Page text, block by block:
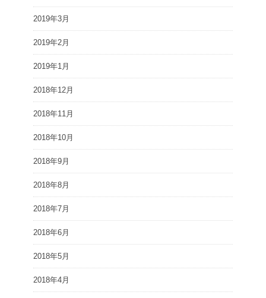
2019年3月
2019年2月
2019年1月
2018年12月
2018年11月
2018年10月
2018年9月
2018年8月
2018年7月
2018年6月
2018年5月
2018年4月